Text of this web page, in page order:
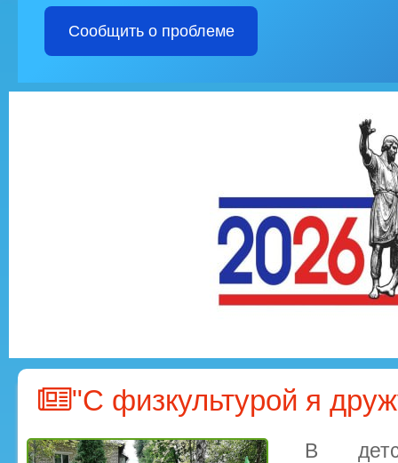
Сообщить о проблеме
"С физкультурой я
В